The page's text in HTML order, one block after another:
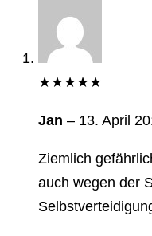
★★★★★
Jan – 13. April
Ziemlich
auch wegen der